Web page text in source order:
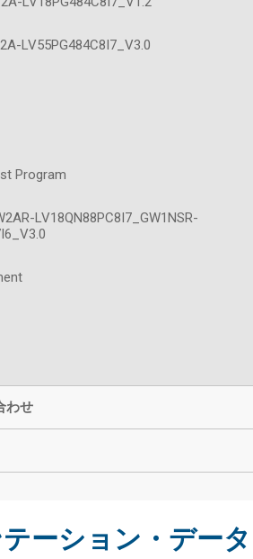
LV55PG484C8I7_V3.0
Program
LV18QN88PC8I7_GW1NSR-
わせ
ーション・データ